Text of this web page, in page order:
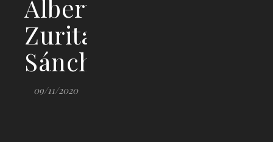
Alberto
Zurita
Sánchez
09/11/2020